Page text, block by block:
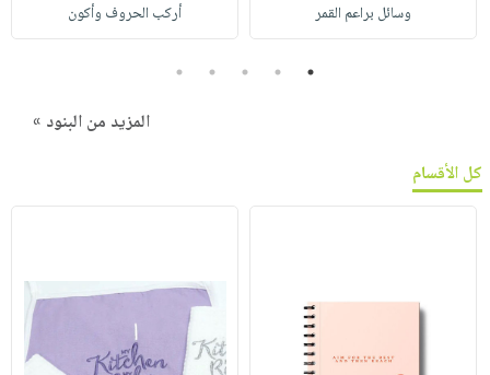
وسائل براعم القمر أركب الحروف وأكون
1
2
3
4
5
المزيد من البنود »
كل الأقسام